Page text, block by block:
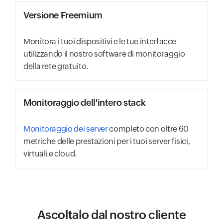
Versione Freemium
Monitora i tuoi dispositivi e le tue interfacce
utilizzando il nostro software di monitoraggio
della rete gratuito.
Monitoraggio dell'intero stack
Monitoraggio dei servercompleto con oltre 60
metriche delle prestazioni per i tuoi server fisici,
virtuali e cloud.
Ascoltalo dal nostro cliente